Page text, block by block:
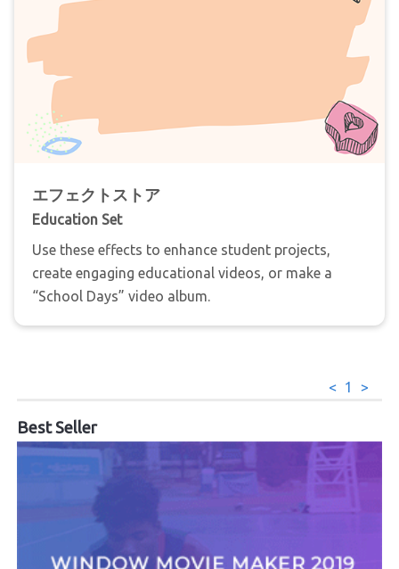
エフェクトストア
Education Set
Use these effects to enhance student projects,
create engaging educational videos, or make a
“School Days” video album.
< 1 >
Best Seller